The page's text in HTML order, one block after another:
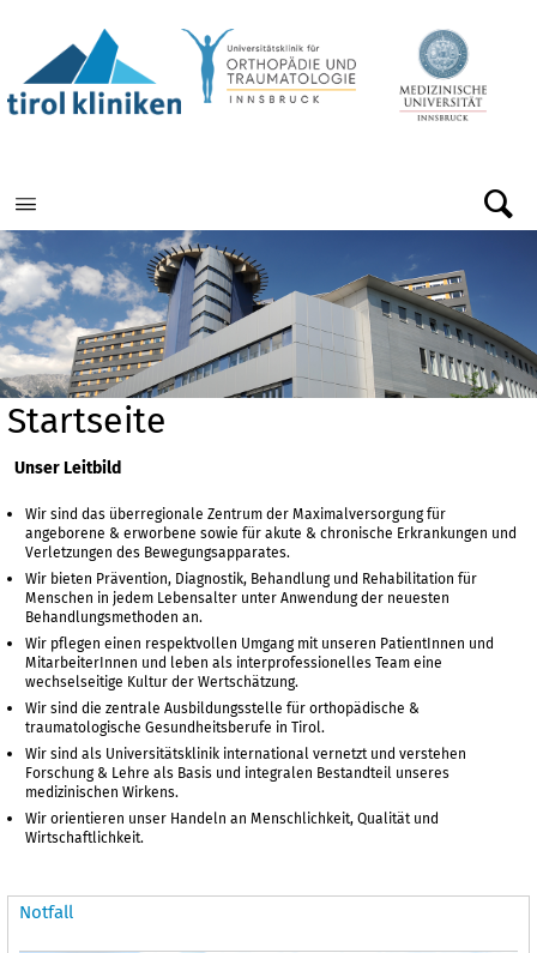
Menu
Startseite
Unser Leitbild
Wir sind das überregionale Zentrum der Maximalversorgung für
angeborene & erworbene sowie für akute & chronische Erkrankungen und
Verletzungen des Bewegungsapparates.
Wir bieten Prävention, Diagnostik, Behandlung und Rehabilitation für
Menschen in jedem Lebensalter unter Anwendung der neuesten
Behandlungsmethoden an.
Wir pflegen einen respektvollen Umgang mit unseren PatientInnen und
MitarbeiterInnen und leben als interprofessionelles Team eine
wechselseitige Kultur der Wertschätzung.
Wir sind die zentrale Ausbildungsstelle für orthopädische &
traumatologische Gesundheitsberufe in Tirol.
Wir sind als Universitätsklinik international vernetzt und verstehen
Forschung & Lehre als Basis und integralen Bestandteil unseres
medizinischen Wirkens.
Wir orientieren unser Handeln an Menschlichkeit, Qualität und
Wirtschaftlichkeit.
Notfall